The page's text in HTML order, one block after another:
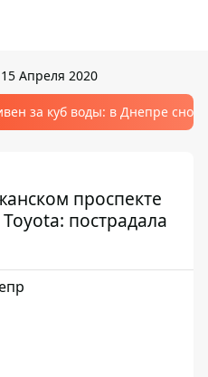
Апреля 2020
за куб воды: в Днепре
проспекте
пострадала